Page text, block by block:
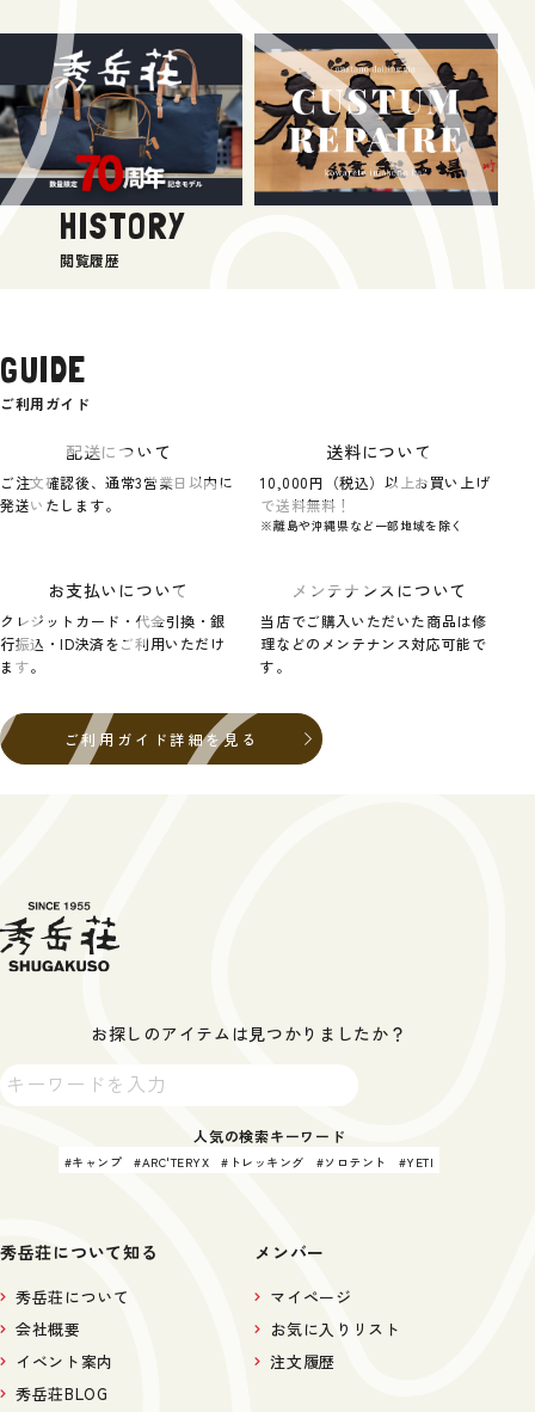
HISTORY
閲覧履歴
GUIDE
ご利用ガイド
配送について
ご注文確認後、通常3営業日以内に
発送いたします。
送料について
10,000円（税込）以上お買い上げ
で送料無料！
※離島や沖縄県など一部地域を除く
お支払いについて
クレジットカード・代金引換・銀
行振込・ID決済をご利用いただけ
ます。
メンテナンスについて
当店でご購入いただいた商品は修
理などのメンテナンス対応可能で
す。
ご利用ガイド詳細を見る
お探しのアイテムは見つかりましたか？
人気の検索キーワード
キャンプ ARC'TERYX トレッキング ソロテント YETI
秀岳荘について知る
秀岳荘について
会社概要
イベント案内
秀岳荘BLOG
メンバー
マイページ
お気に入りリスト
注文履歴